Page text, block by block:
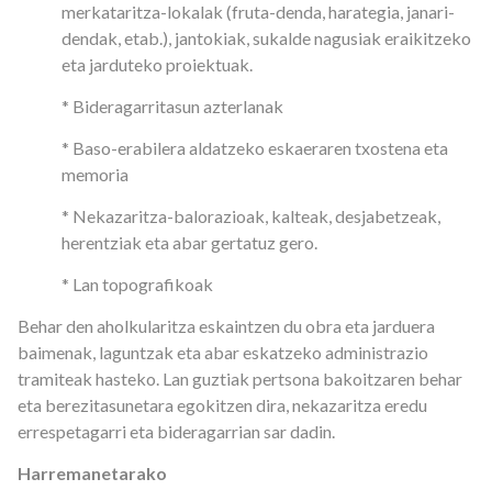
merkataritza-lokalak (fruta-denda, harategia, janari-
dendak, etab.), jantokiak, sukalde nagusiak eraikitzeko
eta jarduteko proiektuak.
* Bideragarritasun azterlanak
* Baso-erabilera aldatzeko eskaeraren txostena eta
memoria
* Nekazaritza-balorazioak, kalteak, desjabetzeak,
herentziak eta abar gertatuz gero.
* Lan topografikoak
Behar den aholkularitza eskaintzen du obra eta jarduera
baimenak, laguntzak eta abar eskatzeko administrazio
tramiteak hasteko. Lan guztiak pertsona bakoitzaren behar
eta berezitasunetara egokitzen dira, nekazaritza eredu
errespetagarri eta bideragarrian sar dadin.
Harremanetarako